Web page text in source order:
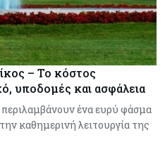
– Το κόστος
υποδομές και ασφάλεια
ένα ευρύ φάσμα
καθημερινή λειτουργία της